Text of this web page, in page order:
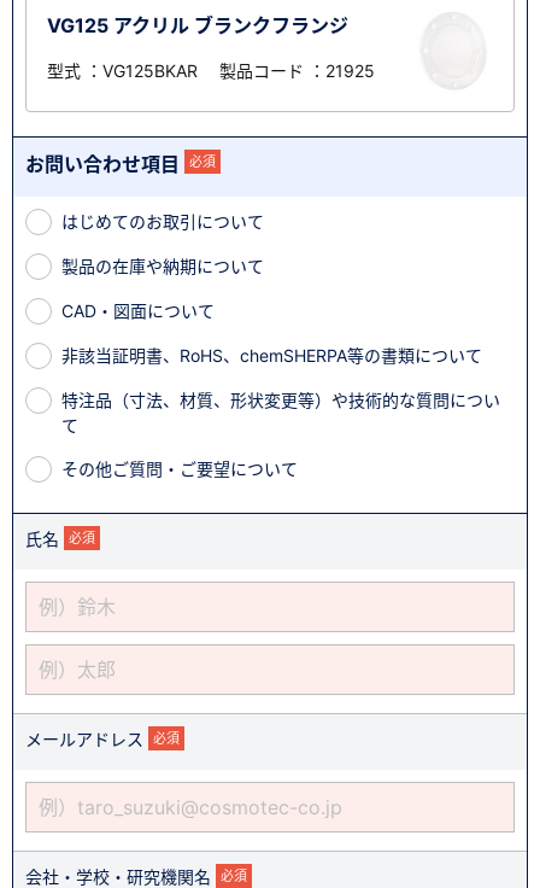
VG125 アクリル ブランクフランジ
型式 ：VG125BKAR 製品コード ：21925
お問い合わせ項目 必須
はじめてのお取引について
製品の在庫や納期について
CAD・図面について
非該当証明書、RoHS、chemSHERPA等の書類について
特注品（寸法、材質、形状変更等）や技術的な質問につい
て
その他ご質問・ご要望について
氏名 必須
メールアドレス 必須
会社・学校・研究機関名 必須